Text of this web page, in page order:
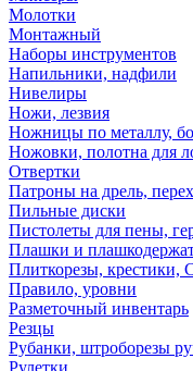
Молотки
Монтажный
Наборы инструментов
Напильники, надфили
Нивелиры
Ножи, лезвия
Ножницы по металлу,
Ножовки, полотна для
Отвертки
Патроны на дрель,
Пильные диски
Пистолеты для пены,
Плашки и
Плиткорезы, крестики,
Правило, уровни
Разметочный инвентарь
Резцы
Рубанки, штроборезы
Рулетки